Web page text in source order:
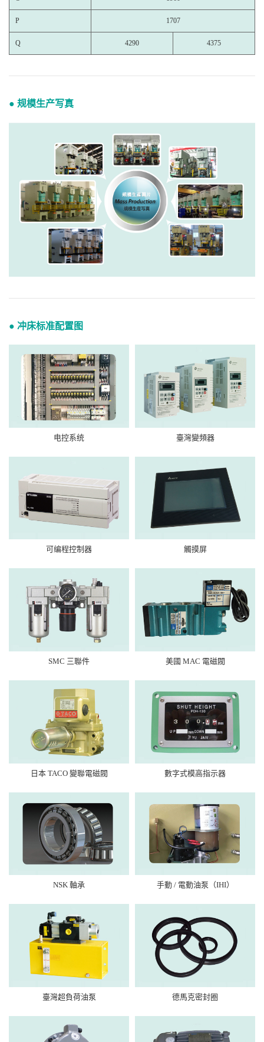
P 1707
Q 4290 4375
● 规模生产写真
● 冲床标准配置图
电控系统 臺灣變頻器
可编程控制器 觸摸屏
SMC 三聯件 美國 MAC 電磁閥
日本 TACO 變聯電磁閥 數字式模高指示器
NSK 軸承 手動 / 電動油泵（IHI）
臺灣超負荷油泵 德馬克密封圈